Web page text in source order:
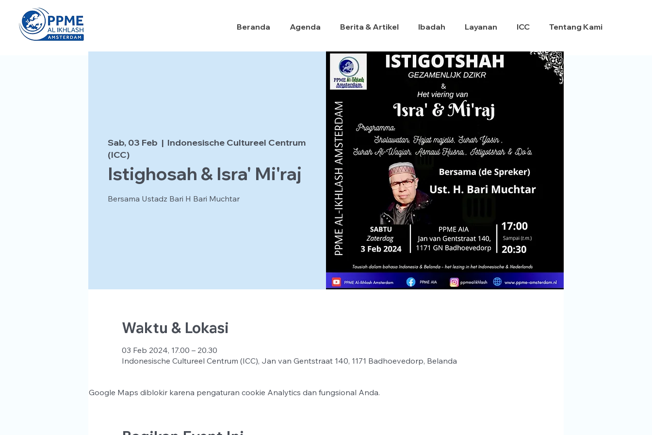
Beranda Agenda Berita & Artikel Ibadah Layanan ICC Tentang Kami
Sab, 03 Feb
  |
Indonesische Cultureel Centrum
(ICC)
Istighosah & Isra' Mi'raj
Bersama Ustadz Bari H Bari Muchtar
Waktu & Lokasi
03 Feb 2024, 17.00 – 20.30
Indonesische Cultureel Centrum (ICC), Jan van Gentstraat 140, 1171 Badhoevedorp, Belanda
Google Maps diblokir karena pengaturan cookie Analytics dan fungsional Anda.